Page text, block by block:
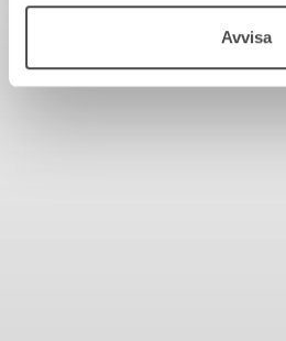
Avvisa